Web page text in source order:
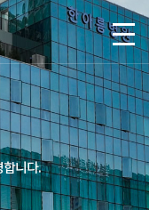
합니다.